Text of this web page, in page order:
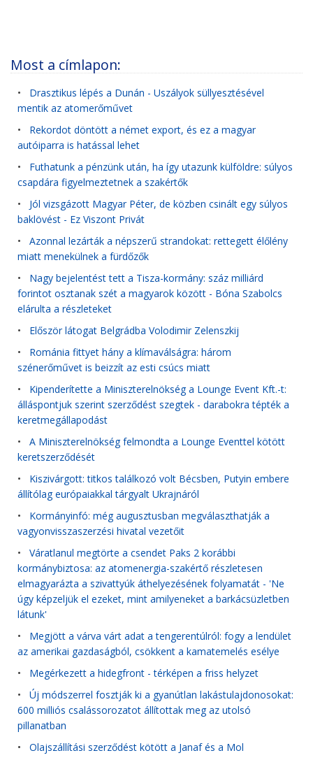
Most a címlapon:
• Drasztikus lépés a Dunán - Uszályok süllyesztésével
mentik az atomerőművet
• Rekordot döntött a német export, és ez a magyar
autóiparra is hatással lehet
• Futhatunk a pénzünk után, ha így utazunk külföldre: súlyos
csapdára figyelmeztetnek a szakértők
• Jól vizsgázott Magyar Péter, de közben csinált egy súlyos
baklövést - Ez Viszont Privát
• Azonnal lezárták a népszerű strandokat: rettegett élőlény
miatt menekülnek a fürdőzők
• Nagy bejelentést tett a Tisza-kormány: száz milliárd
forintot osztanak szét a magyarok között - Bóna Szabolcs
elárulta a részleteket
• Először látogat Belgrádba Volodimir Zelenszkij
• Románia fittyet hány a klímaválságra: három
szénerőművet is beizzít az esti csúcs miatt
• Kipenderítette a Miniszterelnökség a Lounge Event Kft.-t:
álláspontjuk szerint szerződést szegtek - darabokra tépték a
keretmegállapodást
• A Miniszterelnökség felmondta a Lounge Eventtel kötött
keretszerződését
• Kiszivárgott: titkos találkozó volt Bécsben, Putyin embere
állítólag európaiakkal tárgyalt Ukrajnáról
• Kormányinfó: még augusztusban megválaszthatják a
vagyonvisszaszerzési hivatal vezetőit
• Váratlanul megtörte a csendet Paks 2 korábbi
kormánybiztosa: az atomenergia-szakértő részletesen
elmagyarázta a szivattyúk áthelyezésének folyamatát - 'Ne
úgy képzeljük el ezeket, mint amilyeneket a barkácsüzletben
látunk'
• Megjött a várva várt adat a tengerentúlról: fogy a lendület
az amerikai gazdaságból, csökkent a kamatemelés esélye
• Megérkezett a hidegfront - térképen a friss helyzet
• Új módszerrel fosztják ki a gyanútlan lakástulajdonosokat:
600 milliós csalássorozatot állítottak meg az utolsó
pillanatban
• Olajszállítási szerződést kötött a Janaf és a Mol